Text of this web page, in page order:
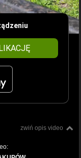
zwiń opis video